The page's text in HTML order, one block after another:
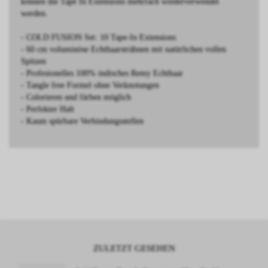
werden.
- COLD FUSION Set: 10 Tape-In Extensions
- 60 cm voluminöse Echthaarsträhnen mit natürlichen vollen
Spitzen
- Profesionelles 100% indisches Remy Echthaar
- Tangle free Formel ohne Verknotungen
- Colorieren und färben möglich
- Perfekter Halt
- Kaum spürbare Verbindungsstellen
ZULETZT GESEHEN